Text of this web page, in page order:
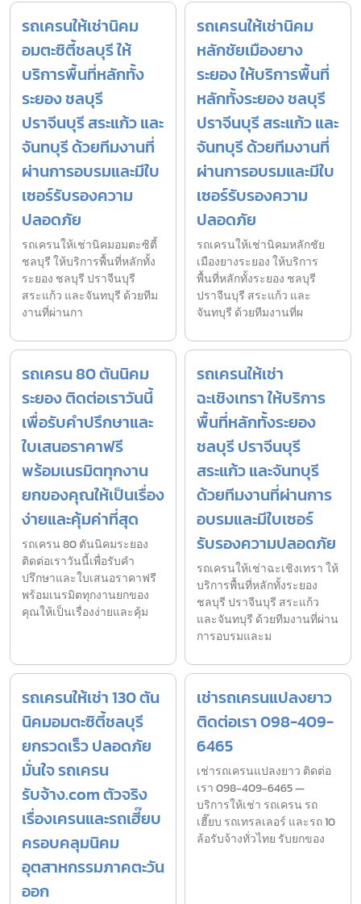
รถเครนให้เช่านิคม
อมตะซิตี้ชลบุรี ให้
บริการพื้นที่หลักทั้ง
ระยอง ชลบุรี
ปราจีนบุรี สระแก้ว และ
จันทบุรี ด้วยทีมงานที่
ผ่านการอบรมและมีใบ
เซอร์รับรองความ
ปลอดภัย
รถเครนให้เช่านิคมอมตะซิตี้
ชลบุรี ให้บริการพื้นที่หลักทั้ง
ระยอง ชลบุรี ปราจีนบุรี
สระแก้ว และจันทบุรี ด้วยทีม
งานที่ผ่านกา
รถเครนให้เช่านิคม
หลักชัยเมืองยาง
ระยอง ให้บริการพื้นที่
หลักทั้งระยอง ชลบุรี
ปราจีนบุรี สระแก้ว และ
จันทบุรี ด้วยทีมงานที่
ผ่านการอบรมและมีใบ
เซอร์รับรองความ
ปลอดภัย
รถเครนให้เช่านิคมหลักชัย
เมืองยางระยอง ให้บริการ
พื้นที่หลักทั้งระยอง ชลบุรี
ปราจีนบุรี สระแก้ว และ
จันทบุรี ด้วยทีมงานที่ผ
รถเครน 80 ตันนิคม
ระยอง ติดต่อเราวันนี้
เพื่อรับคำปรึกษาและ
ใบเสนอราคาฟรี
พร้อมเนรมิตทุกงาน
ยกของคุณให้เป็นเรื่อง
ง่ายและคุ้มค่าที่สุด
รถเครน 80 ตันนิคมระยอง
ติดต่อเราวันนี้เพื่อรับคำ
ปรึกษาและใบเสนอราคาฟรี
พร้อมเนรมิตทุกงานยกของ
คุณให้เป็นเรื่องง่ายและคุ้ม
รถเครนให้เช่า
ฉะเชิงเทรา ให้บริการ
พื้นที่หลักทั้งระยอง
ชลบุรี ปราจีนบุรี
สระแก้ว และจันทบุรี
ด้วยทีมงานที่ผ่านการ
อบรมและมีใบเซอร์
รับรองความปลอดภัย
รถเครนให้เช่าฉะเชิงเทรา ให้
บริการพื้นที่หลักทั้งระยอง
ชลบุรี ปราจีนบุรี สระแก้ว
และจันทบุรี ด้วยทีมงานที่ผ่าน
การอบรมและม
รถเครนให้เช่า 130 ตัน
นิคมอมตะซิตี้ชลบุรี
ยกรวดเร็ว ปลอดภัย
มั่นใจ รถเครน
รับจ้าง.com ตัวจริง
เรื่องเครนและรถเฮี๊ยบ
ครอบคลุมนิคม
อุตสาหกรรมภาคตะวัน
ออก
เช่ารถเครนแปลงยาว
ติดต่อเรา 098-409-
6465
เช่ารถเครนแปลงยาว ติดต่อ
เรา 098-409-6465 —
บริการให้เช่า รถเครน รถ
เฮี๊ยบ รถเทรลเลอร์ และรถ 10
ล้อรับจ้างทั่วไทย รับยกของ